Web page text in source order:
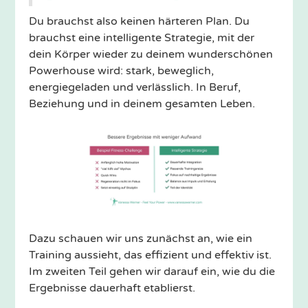
Du brauchst also keinen härteren Plan. Du
brauchst eine intelligente Strategie, mit der
dein Körper wieder zu deinem wunderschönen
Powerhouse wird: stark, beweglich,
energiegeladen und verlässlich. In Beruf,
Beziehung und in deinem gesamten Leben.
Dazu schauen wir uns zunächst an, wie ein
Training aussieht, das effizient und effektiv ist.
Im zweiten Teil gehen wir darauf ein, wie du die
Ergebnisse dauerhaft etablierst.